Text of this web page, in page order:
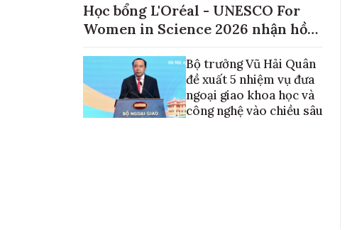
Học bổng L'Oréal - UNESCO For
Women in Science 2026 nhận hồ
Bộ trưởng Vũ Hải Quân
đề xuất 5 nhiệm vụ đưa
ngoại giao khoa học và
công nghệ vào chiều sâu